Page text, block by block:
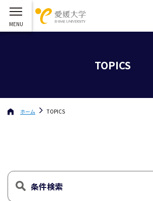
TOPICS
ホーム TOPICS
条件検索